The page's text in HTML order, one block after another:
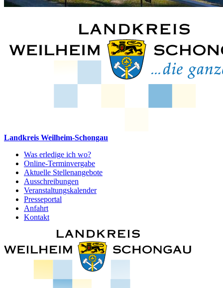
Landkreis Weilheim-Schongau
Was erledige ich wo?
Online-Terminvergabe
Aktuelle Stellenangebote
Ausschreibungen
Veranstaltungskalender
Presseportal
Anfahrt
Kontakt